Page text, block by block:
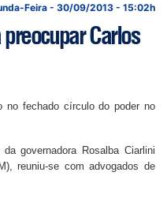
Feira - 30/09/2013 - 15:02h
Carlos
no fechado círculo do poder no
governadora Rosalba Ciarlini
reuniu-se com advogados de